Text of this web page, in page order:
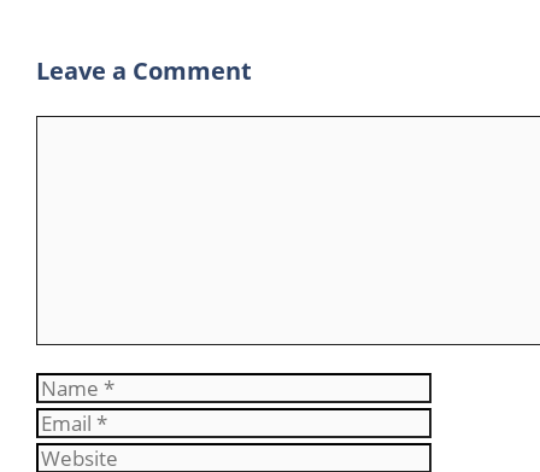
Leave a Comment
Name
Email
Website